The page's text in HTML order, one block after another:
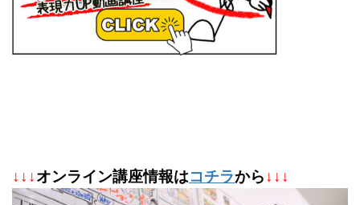
↓ ↓ ↓オンライン講座情報はコチラから↓↓↓